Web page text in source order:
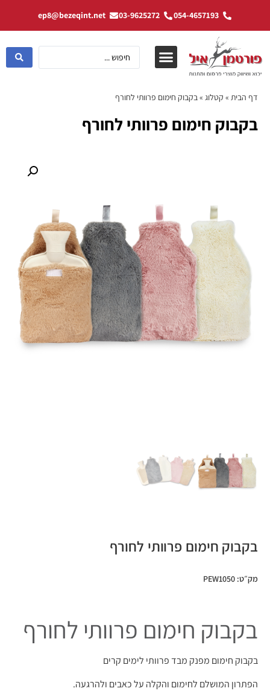
054-4657193
03-9625272
ep8@bezeqint.net
דף הבית » קטלוג »בקבוק חימום פרוותי לחורף
בקבוק חימום פרוותי לחורף
בקבוק חימום פרוותי לחורף
מק״ט: PEW1050
בקבוק חימום פרוותי לחורף
בקבוק חימום מפנק מבד פרוותי לימים קרים
הפתרון המושלם לחימום והקלה על כאבים ולהרגעה.